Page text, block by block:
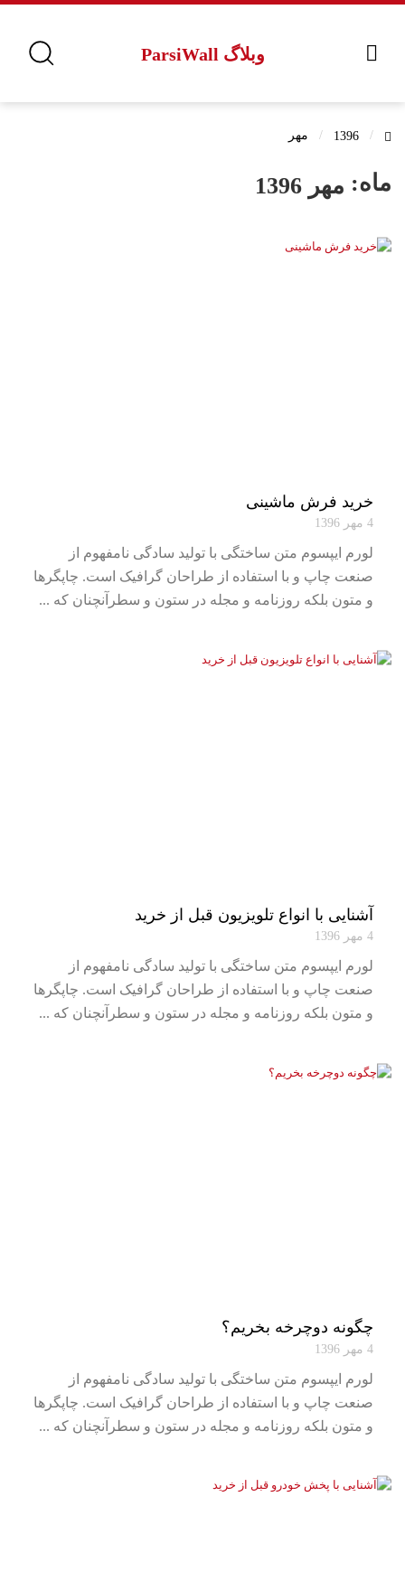
وبلاگ ParsiWall
1396 مهر
ماه: مهر 1396
خرید فرش ماشینی
4 مهر 1396
لورم ایپسوم متن ساختگی با تولید سادگی نامفهوم از
صنعت چاپ و با استفاده از طراحان گرافیک است. چاپگرها
و متون بلکه روزنامه و مجله در ستون و سطرآنچنان که ...
آشنایی با انواع تلویزیون قبل از خرید
4 مهر 1396
لورم ایپسوم متن ساختگی با تولید سادگی نامفهوم از
صنعت چاپ و با استفاده از طراحان گرافیک است. چاپگرها
و متون بلکه روزنامه و مجله در ستون و سطرآنچنان که ...
چگونه دوچرخه بخریم؟
4 مهر 1396
لورم ایپسوم متن ساختگی با تولید سادگی نامفهوم از
صنعت چاپ و با استفاده از طراحان گرافیک است. چاپگرها
و متون بلکه روزنامه و مجله در ستون و سطرآنچنان که ...